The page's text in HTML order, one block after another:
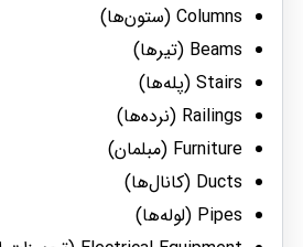
Columns (ستون‌ها)
Beams (تیرها)
Stairs (پله‌ها)
Railings (نرده‌ها)
Furniture (مبلمان)
Ducts (کانال‌ها)
Pipes (لوله‌ها)